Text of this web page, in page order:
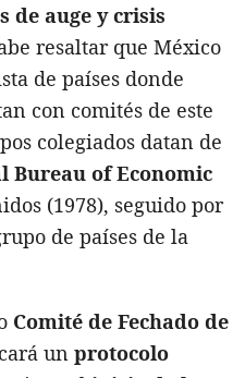
de auge y crisis
resaltar que México
de países donde
con comités de este
colegiados datan de
Bureau of Economic
(1978), seguido por
de países de la
Comité de Fechado de
un protocolo